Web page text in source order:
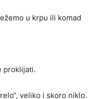
u krpu ili komad
proklijati.
veliko i skoro niklo.